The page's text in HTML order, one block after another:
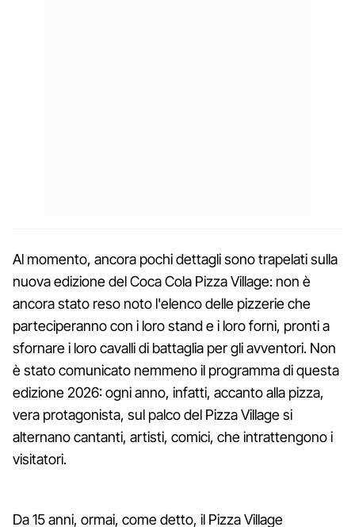
Al momento, ancora pochi dettagli sono trapelati sulla
nuova edizione del Coca Cola Pizza Village: non è
ancora stato reso noto l'elenco delle pizzerie che
parteciperanno con i loro stand e i loro forni, pronti a
sfornare i loro cavalli di battaglia per gli avventori. Non
è stato comunicato nemmeno il programma di questa
edizione 2026: ogni anno, infatti, accanto alla pizza,
vera protagonista, sul palco del Pizza Village si
alternano cantanti, artisti, comici, che intrattengono i
visitatori.
Da 15 anni, ormai, come detto, il Pizza Village